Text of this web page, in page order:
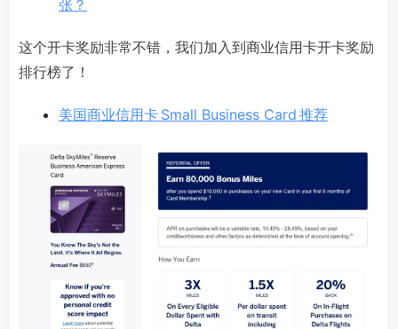
张？
这个开卡奖励非常不错，我们加入到商业信用卡开卡奖励
排行榜了！
美国商业信用卡 Small Business Card 推荐